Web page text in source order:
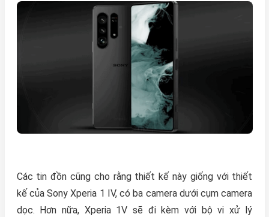
Các tin đồn cũng cho rằng thiết kế này giống với thiết
kế của Sony Xperia 1 IV, có ba camera dưới cụm camera
dọc. Hơn nữa, Xperia 1V sẽ đi kèm với bộ vi xử lý